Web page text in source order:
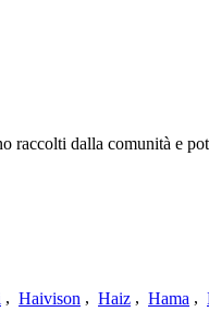
dalla comunità e
, Haivison , Haiz , Hama ,